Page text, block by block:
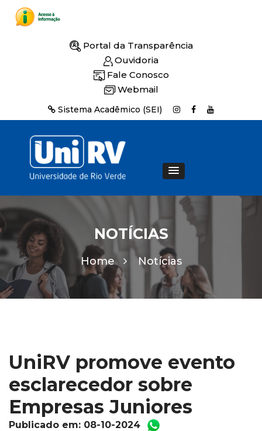
Portal da Transparência
Ouvidoria
Fale Conosco
Webmail
Sistema Acadêmico (SEI)
NOTÍCIAS
Home Notícias
UniRV promove evento
esclarecedor sobre
Empresas Juniores
Publicado em: 08-10-2024